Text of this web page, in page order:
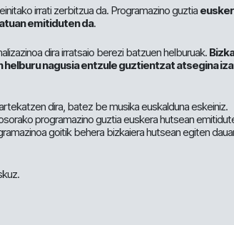
irrati zerbitzua da. Programazino guztia
emitiduten da.
dira irratsaio berezi batzuen helburuak.
nagusia entzule guztientzat atsegina
dira, batez be musika euskalduna eskeiniz.
programazino guztia euskera hutsean
goitik behera bizkaiera hutsean egiten